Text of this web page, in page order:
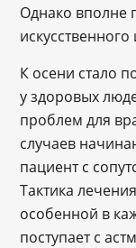
Однако вполне
искусственного
К осени стало
у здоровых
проблем для
случаев
пациент с
Тактика
особенной в
поступает с